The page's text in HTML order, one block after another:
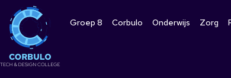
Groep 8 Corbulo Onderwijs Zorg